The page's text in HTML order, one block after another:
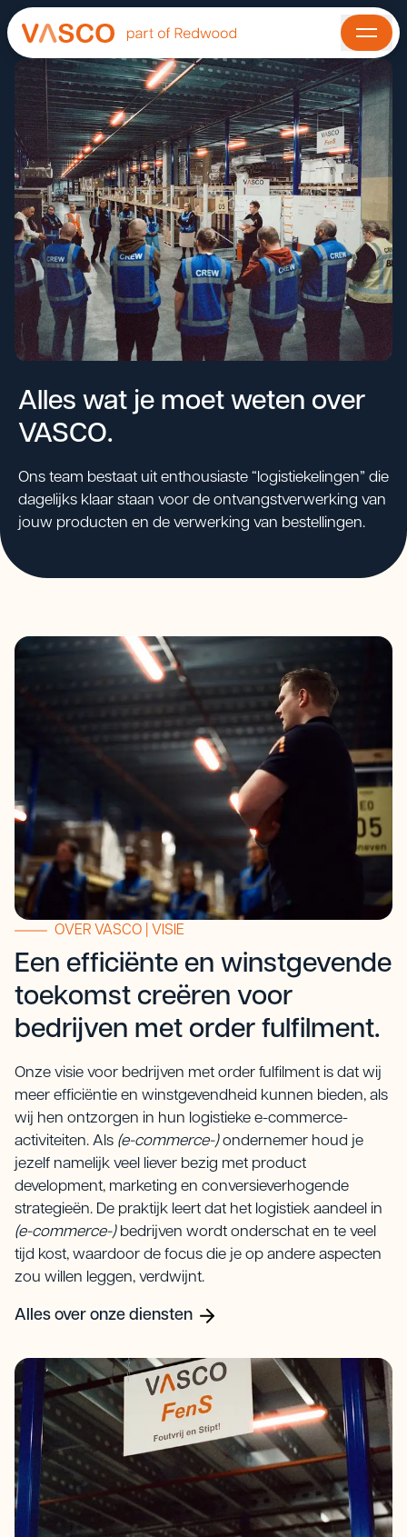
Alles wat je moet weten over
VASCO.
Ons team bestaat uit enthousiaste “logistiekelingen” die
dagelijks klaar staan voor de ontvangstverwerking van
jouw producten en de verwerking van bestellingen.
OVER VASCO | VISIE
Een efficiënte en winstgevende
toekomst creëren voor
bedrijven met order fulfilment.
Onze visie voor bedrijven met order fulfilment is dat wij
meer efficiëntie en winstgevendheid kunnen bieden, als
wij hen ontzorgen in hun logistieke e-commerce-
activiteiten. Als (e-commerce-)ondernemer houd je
jezelf namelijk veel liever bezig met product
development, marketing en conversieverhogende
strategieën. De praktijk leert dat het logistiek aandeel in
(e-commerce-)bedrijven wordt onderschat en te veel
tijd kost, waardoor de focus die je op andere aspecten
zou willen leggen, verdwijnt.
Alles over onze diensten